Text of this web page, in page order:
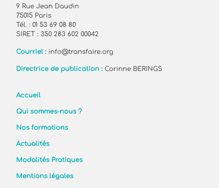
9 Rue Jean Daudin
75015 Paris
Tél. : 01 53 69 08 80
SIRET : 350 283 602 00042
Courriel : info@transfaire.org
Directrice de publication :Corinne BERINGS
Accueil
Qui sommes-nous ?
Nos formations
Actualités
Modalités Pratiques
Mentions légales